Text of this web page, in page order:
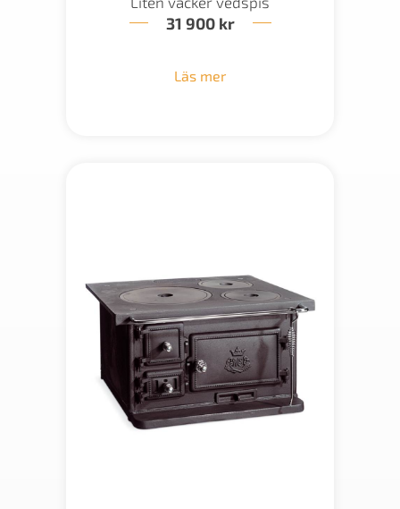
31 900 kr
Läs mer